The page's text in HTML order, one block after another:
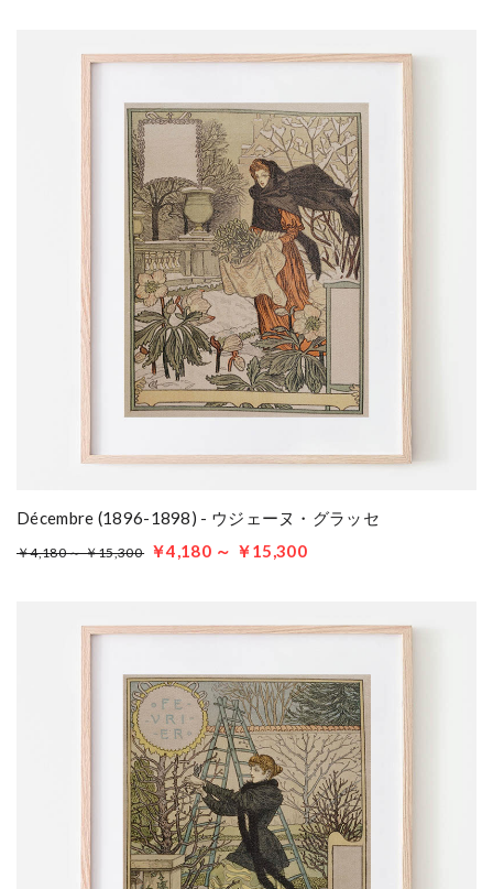
Décembre (1896-1898) - ウジェーヌ・グラッセ
￥4,180 ～ ￥15,300 ￥4,180 ～ ￥15,300